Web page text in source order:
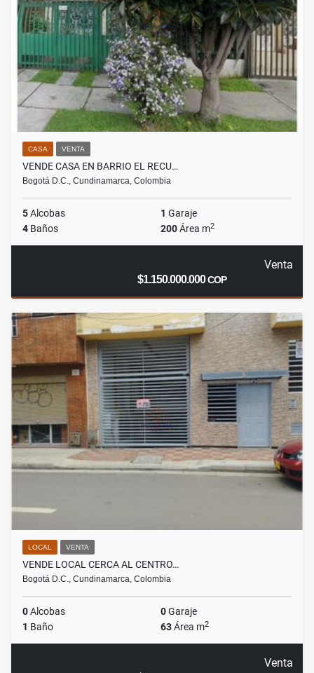
CASA VENTA
VENDE CASA EN BARRIO EL RECU…
Bogotá D.C., Cundinamarca, Colombia
5Alcobas 1 Garaje
4 Baños 200Área m2
Venta
$1.150.000.000COP
LOCAL VENTA
VENDE LOCAL CERCA AL CENTRO…
Bogotá D.C., Cundinamarca, Colombia
0Alcobas 0Garaje
1 Baño 63Área m2
Venta